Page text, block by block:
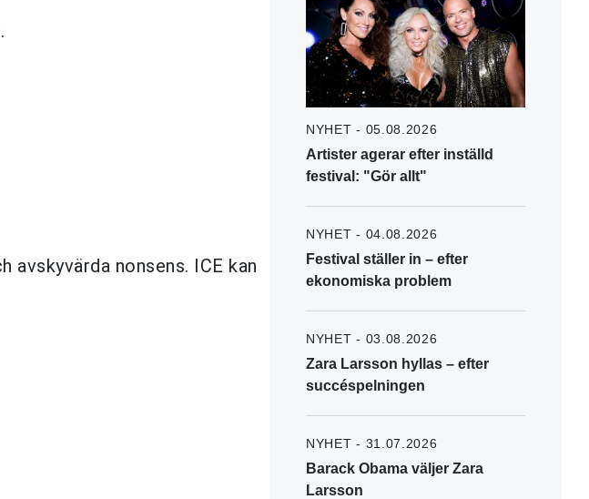
avskyvärda nonsens. ICE kan
NYHET - 05.08.2026
Artister agerar efter inställd
festival: "Gör allt"
NYHET - 04.08.2026
Festival ställer in – efter
ekonomiska problem
NYHET - 03.08.2026
Zara Larsson hyllas – efter
succéspelningen
NYHET - 31.07.2026
Barack Obama väljer Zara
Larsson